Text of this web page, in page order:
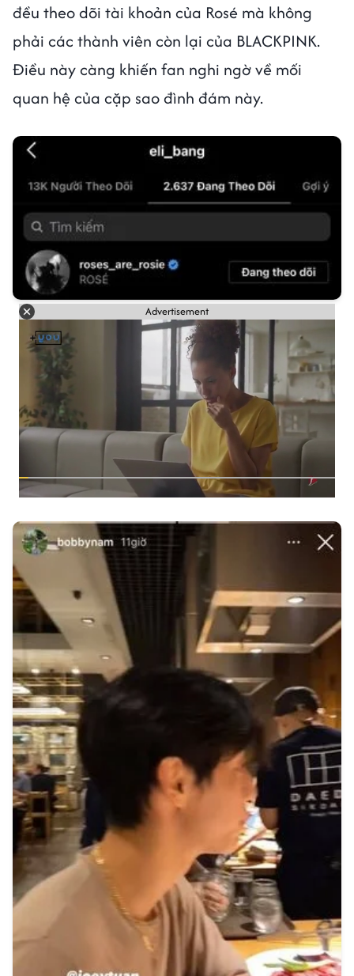
đều theo dõi tài khoản của Rosé mà không
phải các thành viên còn lại của BLACKPINK.
Điều này càng khiến fan nghi ngờ về mối
quan hệ của cặp sao đình đám này.
Advertisement